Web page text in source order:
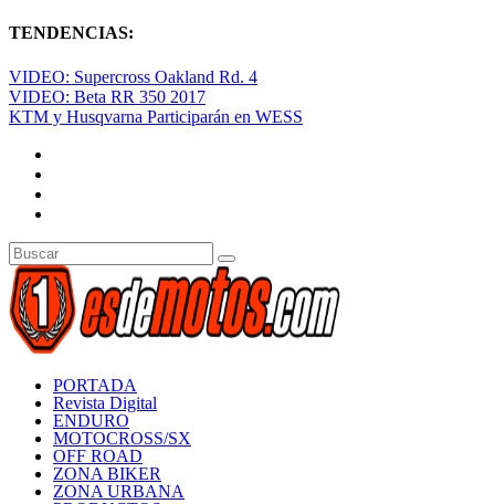
TENDENCIAS:
VIDEO: Supercross Oakland Rd. 4
VIDEO: Beta RR 350 2017
KTM y Husqvarna Participarán en WESS
PORTADA
Revista Digital
ENDURO
MOTOCROSS/SX
OFF ROAD
ZONA BIKER
ZONA URBANA